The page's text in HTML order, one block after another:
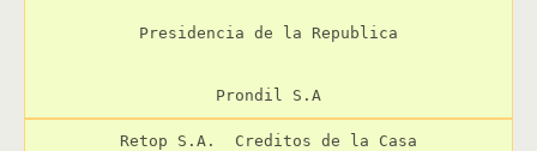
Presidencia de la Republica
Prondil S.A
Retop S.A.  Creditos de la Casa